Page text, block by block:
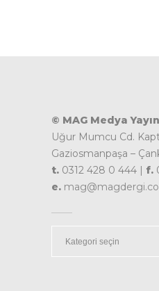
© MAG Medya
Uğur Mumcu Cd.
Gaziosmanpaşa –
t. 0312 428 0 444 | f.
e.